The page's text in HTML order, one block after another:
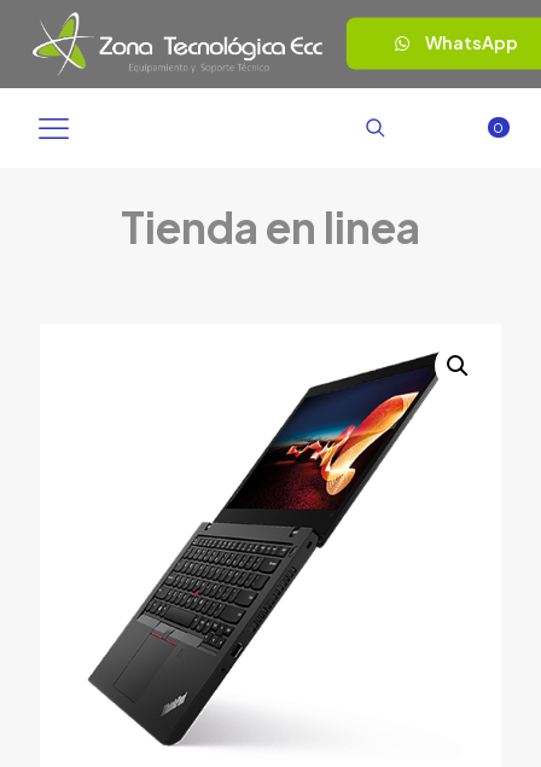
WhatsApp
0
Tienda en linea